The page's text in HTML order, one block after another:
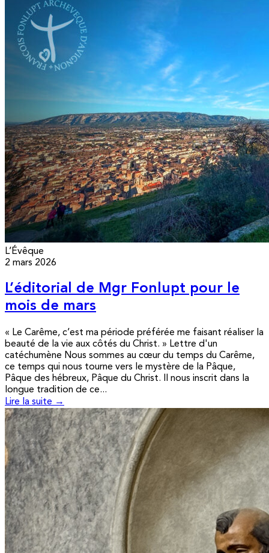
L’Évêque
2 mars 2026
L’éditorial de Mgr Fonlupt pour le
mois de mars
« Le Carême, c’est ma période préférée me faisant réaliser la
beauté de la vie aux côtés du Christ. » Lettre d'un
catéchumène Nous sommes au cœur du temps du Carême,
ce temps qui nous tourne vers le mystère de la Pâque,
Pâque des hébreux, Pâque du Christ. Il nous inscrit dans la
longue tradition de ce...
Lire la suite →